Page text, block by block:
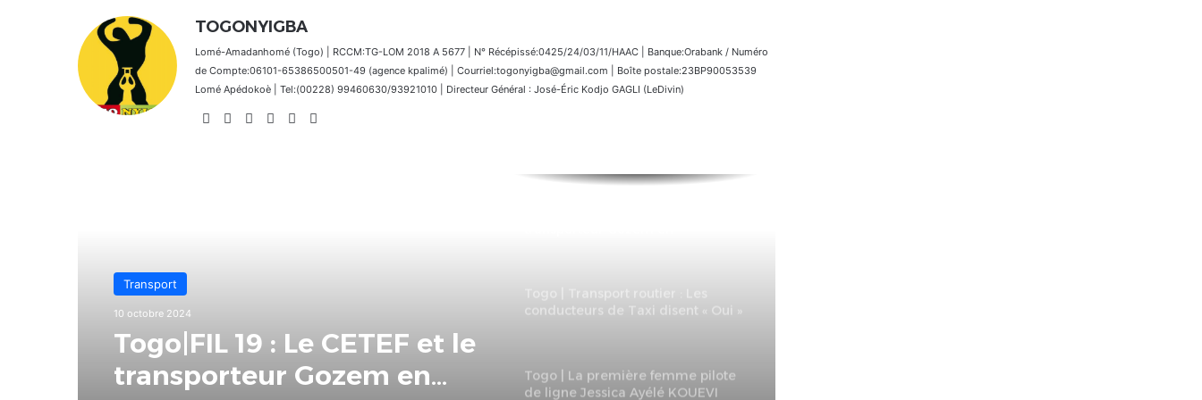
TOGONYIGBA
Lomé-Amadanhomé (Togo) | RCCM:TG-LOM 2018 A 5677 | N° Récépissé:0425/24/03/11/HAAC | Banque:Orabank / Numéro
de Compte:06101-65386500501-49 (agence kpalimé) | Courriel:togonyigba@gmail.com | Boîte postale:23BP90053539
Lomé Apédokoè | Tel:(00228) 99460630/93921010 | Directeur Général : José-Éric Kodjo GAGLI (LeDivin)
WebsiteFacebook
X LinkedinInstagram
Transport
10 octobre 2024
Togo|FIL 19 : Le CETEF et le
transporteur Gozem en
conducteurs de Taxi disent « Oui »
Togo | La première femme pilote
de ligne Jessica Ayélé KOUEVI